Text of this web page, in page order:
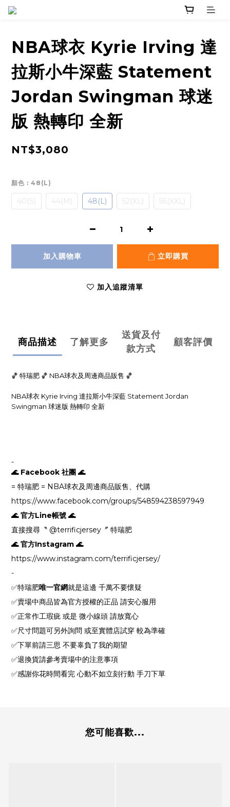
NBA球衣 Kyrie Irving 達
拉斯小牛深藍 Statement
Jordan Swingman 球迷
版 熱轉印 全新
NT$3,080
顏色 : 48(L)
40(S) 44(M) 48(L) 52(XL) 56(XXL)
加入購物車 立即購買
加入追蹤清單
商品描述 了解更多
送貨及付
款方式
顧客評價
🏀 特瑞肥 🏀 NBA球衣及周邊商品販售 🏀
NBA球衣 Kyrie Irving 達拉斯小牛深藍 Statement Jordan
Swingman 球迷版 熱轉印 全新
-
🌊 Facebook 社團 🌊
= 特瑞肥 = NBA球衣及周邊商品販售、代購
https://www.facebook.com/groups/548594238597949
🌊 官方Line帳號 🌊
直接搜尋〝 @terrificjersey〞 特瑞肥
🌊 官方Instagram 🌊
https://www.instagram.com/terrificjersey/
-
✅特瑞肥唯一官網就是這邊 千萬不要懷疑
✅賣場中商品皆為官方授權的正品 請安心服用
✅正常作工瑕疵 或是 微小線頭 請放寬心
✅尺寸問題可另外詢問 或至實體店試穿 較為準確
✅下單前請三思 不要辜負了我的期望
✅退換貨請參考賣場中的注意事項
✅感謝你花時間看完 心動不如立刻行動 手刀下單
您可能喜歡...